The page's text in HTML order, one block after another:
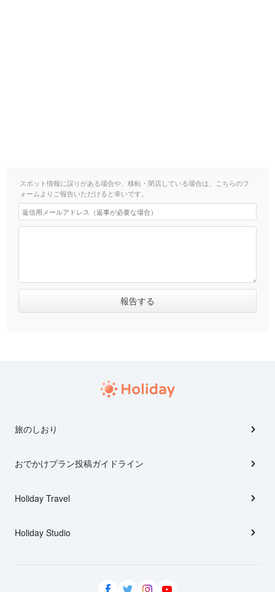
スポット情報に誤りがある場合や、移転・閉店している場合は、こちらのフ
ォームよりご報告いただけると幸いです。
旅のしおり
おでかけプラン投稿ガイドライン
Holiday Travel
Holiday Studio